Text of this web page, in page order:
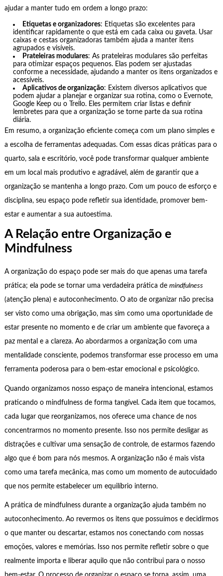
ajudar a manter tudo em ordem a longo prazo:
Etiquetas e organizadores: Etiquetas são excelentes para
identificar rapidamente o que está em cada caixa ou gaveta. Usar
caixas e cestas organizadoras também ajuda a manter itens
agrupados e visíveis.
Prateleiras modulares: As prateleiras modulares são perfeitas
para otimizar espaços pequenos. Elas podem ser ajustadas
conforme a necessidade, ajudando a manter os itens organizados e
acessíveis.
Aplicativos de organização: Existem diversos aplicativos que
podem ajudar a planejar e organizar sua rotina, como o Evernote,
Google Keep ou o Trello. Eles permitem criar listas e definir
lembretes para que a organização se torne parte da sua rotina
diária.
Em resumo, a organização eficiente começa com um plano simples e
a escolha de ferramentas adequadas. Com essas dicas práticas para o
quarto, sala e escritório, você pode transformar qualquer ambiente
em um local mais produtivo e agradável, além de garantir que a
organização se mantenha a longo prazo. Com um pouco de esforço e
disciplina, seu espaço pode refletir sua identidade, promover bem-
estar e aumentar a sua autoestima.
A Relação entre Organização e
Mindfulness
A organização do espaço pode ser mais do que apenas uma tarefa
prática; ela pode se tornar uma verdadeira prática de mindfulness
(atenção plena) e autoconhecimento. O ato de organizar não precisa
ser visto como uma obrigação, mas sim como uma oportunidade de
estar presente no momento e de criar um ambiente que favoreça a
paz mental e a clareza. Ao abordarmos a organização com uma
mentalidade consciente, podemos transformar esse processo em uma
ferramenta poderosa para o bem-estar emocional e psicológico.
Quando organizamos nosso espaço de maneira intencional, estamos
praticando o mindfulness de forma tangível. Cada item que tocamos,
cada lugar que reorganizamos, nos oferece uma chance de nos
concentrarmos no momento presente. Isso nos permite desligar as
distrações e cultivar uma sensação de controle, de estarmos fazendo
algo que é bom para nós mesmos. A organização não é mais vista
como uma tarefa mecânica, mas como um momento de autocuidado
que nos permite estabelecer um equilíbrio interno.
A prática de mindfulness durante a organização ajuda também no
autoconhecimento. Ao revermos os itens que possuímos e decidirmos
o que manter ou descartar, estamos nos conectando com nossas
emoções, valores e memórias. Isso nos permite refletir sobre o que
realmente importa e liberar aquilo que não contribui para o nosso